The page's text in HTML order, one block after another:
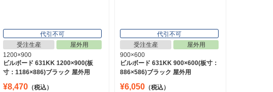
代引不可
受注生産
屋外用
1200×900
ビルボード 631KK 1200×900(板
寸：1186×886)ブラック 屋外用
¥8,470 （税込）
代引不可
受注生産
屋外用
900×600
ビルボード 631KK 900×600(板寸：
886×586)ブラック 屋外用
¥6,050 （税込）